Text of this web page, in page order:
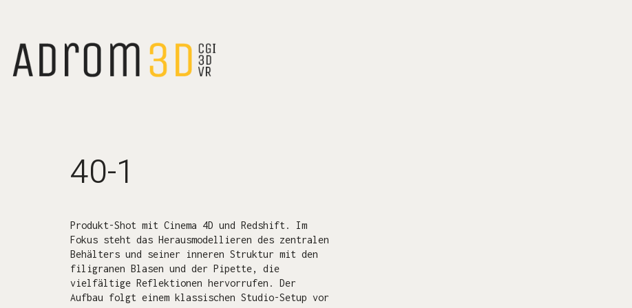
40-1
Produkt-Shot mit Cinema 4D und Redshift. Im
Fokus steht das Herausmodellieren des zentralen
Behälters und seiner inneren Struktur mit den
filigranen Blasen und der Pipette, die
vielfältige Reflektionen hervorrufen. Der
Aufbau folgt einem klassischen Studio-Setup vor